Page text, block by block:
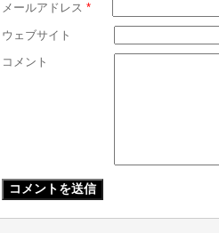
メールアドレス *
ウェブサイト
コメント